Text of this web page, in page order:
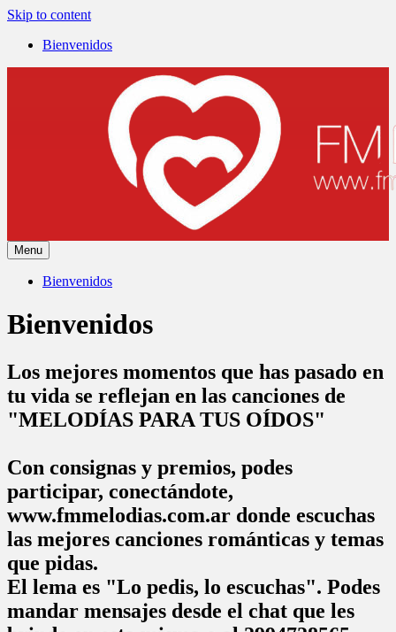
Skip to content
Bienvenidos
Menu
Bienvenidos
Bienvenidos
Los mejores momentos que has pasado en
tu vida se reflejan en las canciones de
"MELODÍAS PARA TUS OÍDOS"
Con consignas y premios, podes
participar, conectándote,
www.fmmelodias.com.ar donde escuchas
las mejores canciones románticas y temas
que pidas.
El lema es "Lo pedis, lo escuchas". Podes
mandar mensajes desde el chat que les